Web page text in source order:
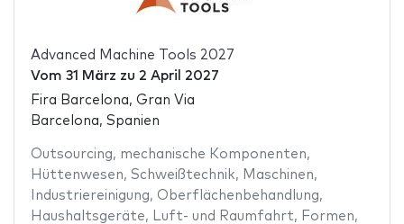
Advanced Machine Tools 2027
Vom 31 März zu 2 April 2027
Fira Barcelona, Gran Via
Barcelona, Spanien
Outsourcing, mechanische Komponenten,
Hüttenwesen, Schweißtechnik, Maschinen,
Industriereinigung, Oberflächenbehandlung,
Haushaltsgeräte, Luft- und Raumfahrt, Formen,